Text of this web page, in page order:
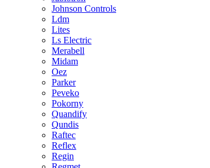
Johnson Controls
Ldm
Lites
Ls Electric
Merabell
Midam
Oez
Parker
Peveko
Pokorny
Quandify
Qundis
Raftec
Reflex
Regin